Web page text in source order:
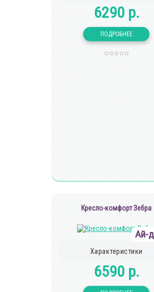
6290 р.
Кресло-комфорт Зебра
Ай-
Характеристики
6590 р.